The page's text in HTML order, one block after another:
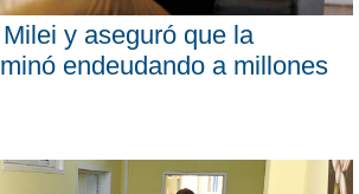
y aseguró que la
endeudando a millones